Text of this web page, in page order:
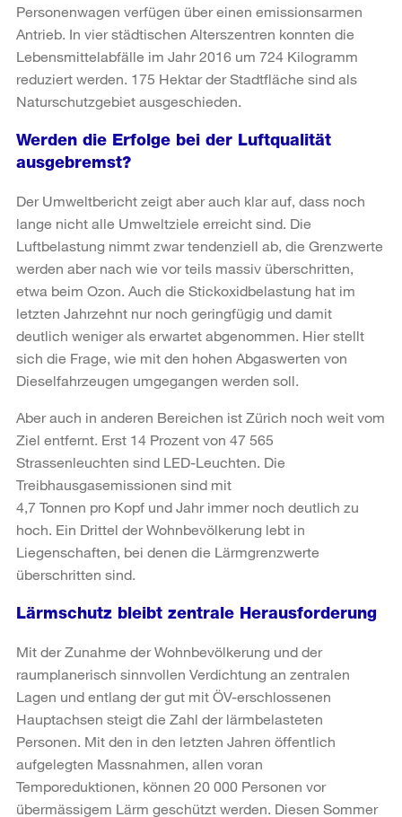
Personenwagen verfügen über einen emissionsarmen
Antrieb. In vier städtischen Alterszentren konnten die
Lebensmittelabfälle im Jahr 2016 um 724 Kilogramm
reduziert werden. 175 Hektar der Stadtfläche sind als
Naturschutzgebiet ausgeschieden.
Werden die Erfolge bei der Luftqualität
ausgebremst?
Der Umweltbericht zeigt aber auch klar auf, dass noch
lange nicht alle Umweltziele erreicht sind. Die
Luftbelastung nimmt zwar tendenziell ab, die Grenzwerte
werden aber nach wie vor teils massiv überschritten,
etwa beim Ozon. Auch die Stickoxidbelastung hat im
letzten Jahrzehnt nur noch geringfügig und damit
deutlich weniger als erwartet abgenommen. Hier stellt
sich die Frage, wie mit den hohen Abgaswerten von
Dieselfahrzeugen umgegangen werden soll.
Aber auch in anderen Bereichen ist Zürich noch weit vom
Ziel entfernt. Erst 14 Prozent von 47 565
Strassenleuchten sind LED-Leuchten. Die
Treibhausgasemissionen sind mit
4,7 Tonnen pro Kopf und Jahr immer noch deutlich zu
hoch. Ein Drittel der Wohnbevölkerung lebt in
Liegenschaften, bei denen die Lärmgrenzwerte
überschritten sind.
Lärmschutz bleibt zentrale Herausforderung
Mit der Zunahme der Wohnbevölkerung und der
raumplanerisch sinnvollen Verdichtung an zentralen
Lagen und entlang der gut mit ÖV-erschlossenen
Hauptachsen steigt die Zahl der lärmbelasteten
Personen. Mit den in den letzten Jahren öffentlich
aufgelegten Massnahmen, allen voran
Temporeduktionen, können 20 000 Personen vor
übermässigem Lärm geschützt werden. Diesen Sommer